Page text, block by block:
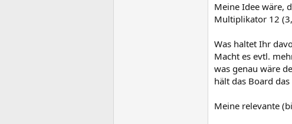
Meine Idee wäre,
Multiplikator 12
Was haltet Ihr
Macht es evtl.
was genau wäre
hält das Board
Meine relevante